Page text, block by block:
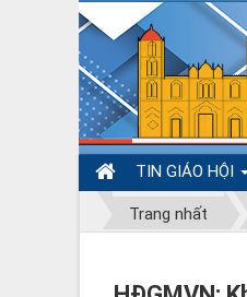
TIN GIÁO HỘI
Trang nhất